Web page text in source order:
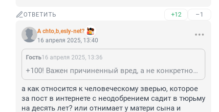
ОТВЕТИТЬ +12 –1
A chto,b,esly-net?
16 апреля 2025, 13:40
Гость16 апреля 2025, 13:36
+100! Важен причиненный вред, а не конкретное орудие, будь-то собака или бейсбольная бита или нож...
а как относится к человеческому зверью, которое
за пост в интернете с неодобрением садит в тюрьму
на десять лет? или отнимает у матери сына и